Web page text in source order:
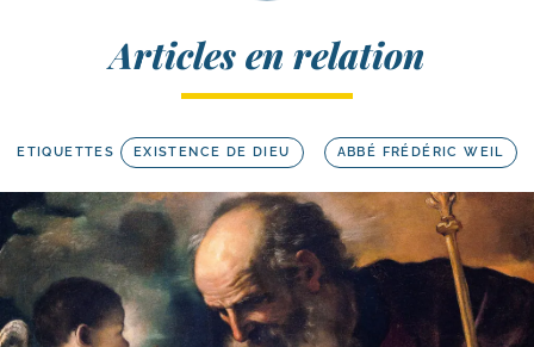
Articles en relation
ETIQUETTES EXISTENCE DE DIEU ABBÉ FRÉDÉRIC WEIL